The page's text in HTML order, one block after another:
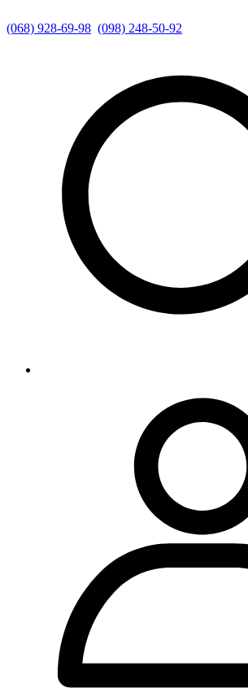
(068) 928-69-98 (098) 248-50-92